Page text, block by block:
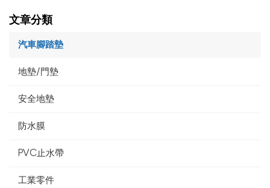
文章分類
汽車腳踏墊
地墊/門墊
安全地墊
防水膜
PVC止水帶
工業零件